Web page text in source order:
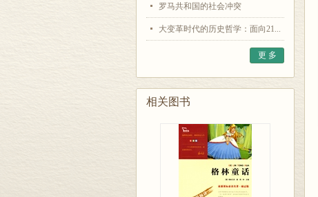
罗马共和国的社会冲突
大变革时代的历史哲学：面向21...
更 多
相关图书